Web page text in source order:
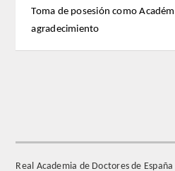
TEOLOGÍA
CIENCIAS EXPERIMENTALES
Toma de posesión como
agradecimiento
Real Academia de Doctores de España